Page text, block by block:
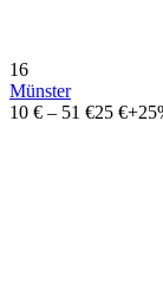
16
Münster
10 € – 51 €25 €